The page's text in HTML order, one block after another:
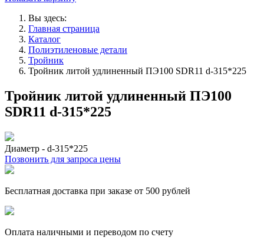
Вы здесь:
Главная страница
Каталог
Полиэтиленовые детали
Тройник
Тройник литой удлиненный ПЭ100 SDR11 d-315*225
Тройник литой удлиненный ПЭ100
SDR11 d-315*225
Диаметр - d-315*225
Позвонить для запроса цены
Бесплатная доставка при заказе от 500 рублей
Оплата наличными и переводом по счету